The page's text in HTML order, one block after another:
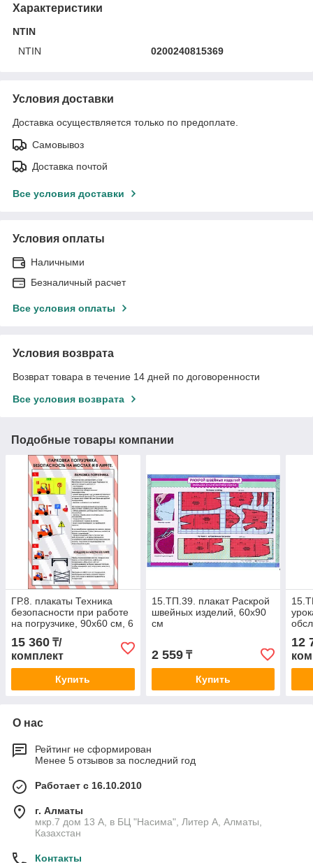
Характеристики
NTIN
NTIN
0200240815369
Условия доставки
Доставка осуществляется только по предоплате.
Самовывоз
Доставка почтой
Все условия доставки
Условия оплаты
Наличными
Безналичный расчет
Все условия оплаты
Условия возврата
Возврат товара в течение 14 дней по договоренности
Все условия возврата
Подобные товары компании
ГР.8. плакаты Техника
безопасности при работе
на погрузчике, 90х60 см, 6
15 360 ₸/
комплект
Купить
15.ТП.39. плакат Раскрой
швейных изделий, 60х90
см
2 559₸
Купить
12
О нас
Рейтинг не сформирован
Менее 5 отзывов за последний год
Работает с 16.10.2010
г. Алматы
мкр.7 дом 13 А, в БЦ "Насима", Литер А, Алматы,
Казахстан
Контакты